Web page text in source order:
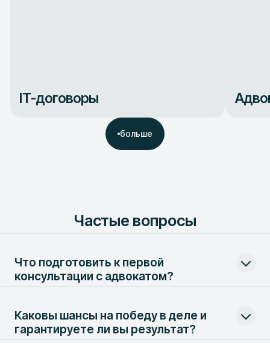
IT-договоры
больше
Частые вопросы
Что подготовить к первой
консультации с адвокатом?
переписку, протоколы, решения органов власти или
судов. Во всем остальном наши специалисты помогут и
разберутся в процессе.
Каковы шансы на победу в деле и
гарантируете ли вы результат?